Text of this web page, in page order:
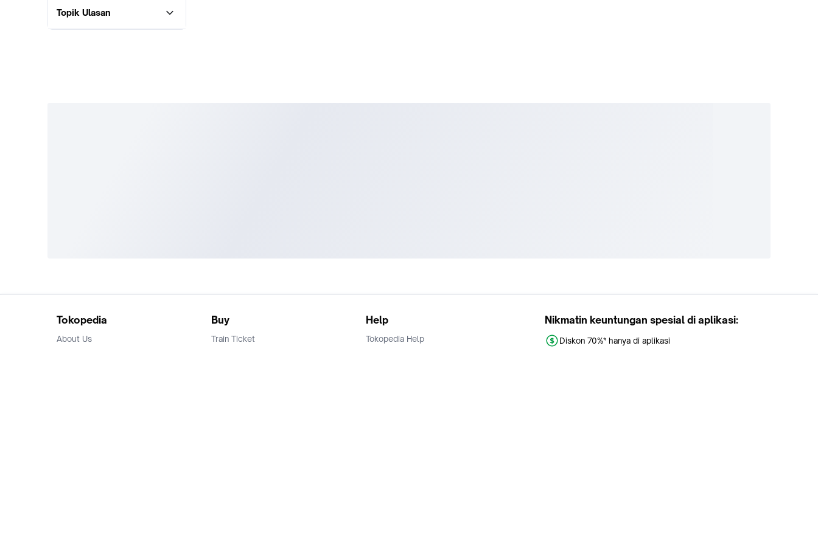
Topik Ulasan
Tokopedia
About Us
Buy
Train Ticket
Help
Tokopedia Help
Nikmatin keuntungan spesial di aplikasi:
Diskon 70%* hanya di aplikasi